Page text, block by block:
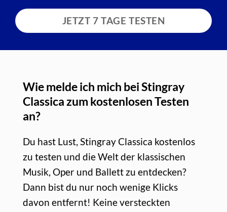
JETZT 7 TAGE TESTEN
Wie melde ich mich bei Stingray
Classica zum kostenlosen Testen
an?
Du hast Lust, Stingray Classica kostenlos
zu testen und die Welt der klassischen
Musik, Oper und Ballett zu entdecken?
Dann bist du nur noch wenige Klicks
davon entfernt! Keine versteckten